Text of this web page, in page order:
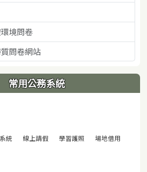
境問卷
問卷網站
常用公務系統
)統 (另開視窗)
線上請假 (另開視窗)
學習護照 (另開視窗)
場地借用